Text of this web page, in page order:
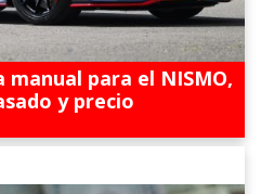
manual para el NISMO,
y precio